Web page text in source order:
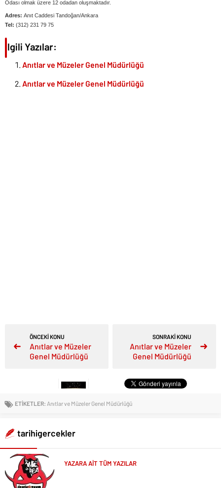
Odası olmak üzere 12 odadan oluşmaktadır.
Adres: Anıt Caddesi Tandoğan/Ankara
Tel: (312) 231 79 75
İlgili Yazılar:
Anıtlar ve Müzeler Genel Müdürlüğü
Anıtlar ve Müzeler Genel Müdürlüğü
ÖNCEKİ KONU
Anıtlar ve Müzeler
Genel Müdürlüğü
SONRAKİ KONU
Anıtlar ve Müzeler
Genel Müdürlüğü
ETİKETLER: Anıtlar ve Müzeler Genel Müdürlüğü
tarihigercekler
YAZARA AİT TÜM YAZILAR